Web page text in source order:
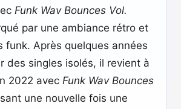
Funk Wav Bounces Vol.
par une ambiance rétro et
funk. Après quelques années
des singles isolés, il revient à
2022 avec Funk Wav Bounces
une nouvelle fois une